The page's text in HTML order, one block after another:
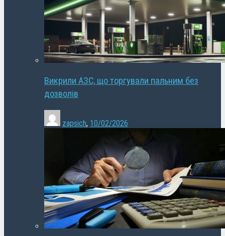
Викрили АЗС, що торгували пальним без
дозволів
zapsich, 10/02/2026